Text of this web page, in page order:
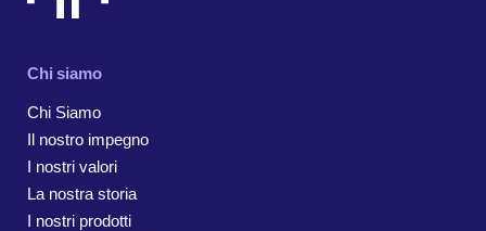
Chi siamo
Chi Siamo
Il nostro impegno
I nostri valori
La nostra storia
I nostri prodotti